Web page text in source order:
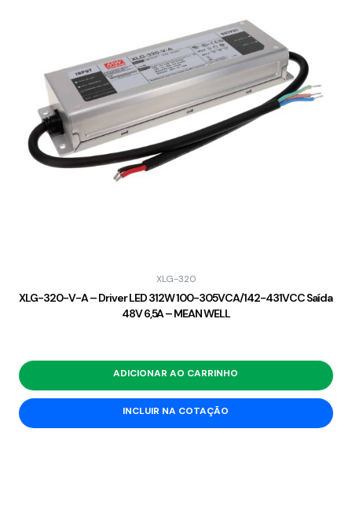
XLG-320
XLG-320-V-A – Driver LED 312W 100-305VCA/142-431VCC Saída
48V 6,5A – MEAN WELL
ADICIONAR AO CARRINHO
INCLUIR NA COTAÇÃO